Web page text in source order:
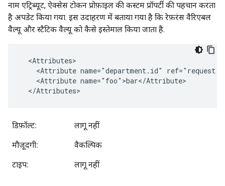
नाम एट्रिब्यूट, ऐक्सेस टोकन प्रोफ़ाइल की कस्टम प्रॉपर्टी की पहचान करता
है अपडेट किया गया. इस उदाहरण में बताया गया है कि रेफ़रंस वैरिएबल
वैल्यू और स्टैटिक वैल्यू को कैसे इस्तेमाल किया जाता है.
  <Attributes>
<Attribute name="department.id"
    <Attribute name="foo">bar</Attribute>
  </Attributes>
डिफ़ॉल्ट: लागू नहीं
मौजूदगी: वैकल्पिक
टाइप: लागू नहीं